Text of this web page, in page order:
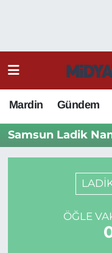
Mardin Gündem
Samsun Ladik
ÖĞLE